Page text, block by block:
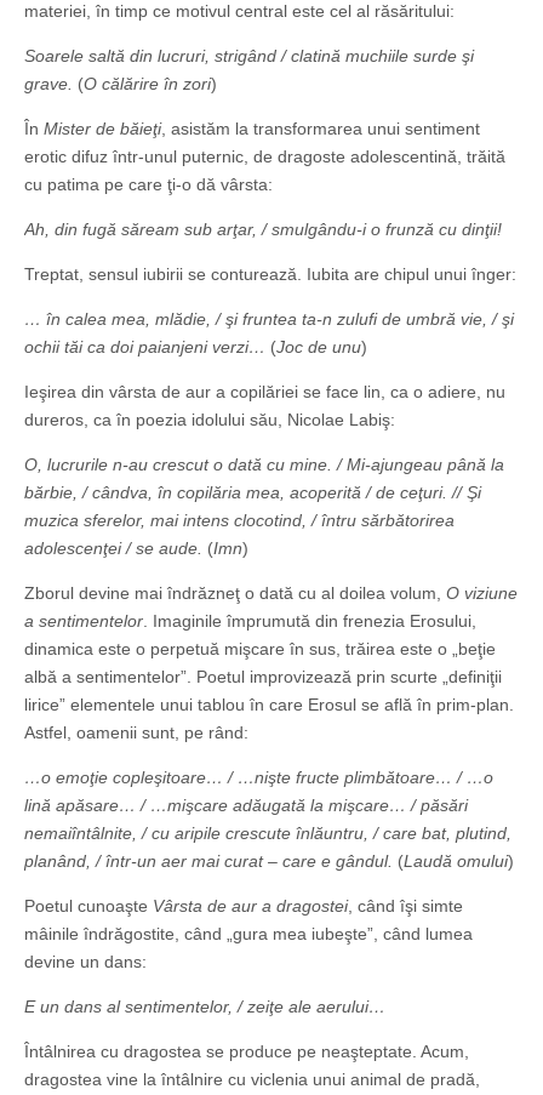
materiei, în timp ce motivul central este cel al răsăritului:
Soarele saltă din lucruri, strigând / clatină muchiile surde şi
grave. (O călărire în zori)
În Mister de băieţi, asistăm la transformarea unui sentiment
erotic difuz într-unul puternic, de dragoste adolescentină, trăită
cu patima pe care ţi-o dă vârsta:
Ah, din fugă săream sub arţar, / smulgându-i o frunză cu dinţii!
Treptat, sensul iubirii se conturează. Iubita are chipul unui înger:
… în calea mea, mlădie, / şi fruntea ta-n zulufi de umbră vie, / şi
ochii tăi ca doi paianjeni verzi… (Joc de unu)
Ieşirea din vârsta de aur a copilăriei se face lin, ca o adiere, nu
dureros, ca în poezia idolului său, Nicolae Labiş:
O, lucrurile n-au crescut o dată cu mine. / Mi-ajungeau până la
bărbie, / cândva, în copilăria mea, acoperită / de ceţuri. // Şi
muzica sferelor, mai intens clocotind, / întru sărbătorirea
adolescenţei / se aude. (Imn)
Zborul devine mai îndrăzneţ o dată cu al doilea volum, O viziune
a sentimentelor. Imaginile împrumută din frenezia Erosului,
dinamica este o perpetuă mişcare în sus, trăirea este o „beţie
albă a sentimentelor”. Poetul improvizează prin scurte „definiţii
lirice” elementele unui tablou în care Erosul se află în prim-plan.
Astfel, oamenii sunt, pe rând:
…o emoţie copleşitoare… / …nişte fructe plimbătoare… / …o
lină apăsare… / …mişcare adăugată la mişcare… / păsări
nemaiîntâlnite, / cu aripile crescute înlăuntru, / care bat, plutind,
planând, / într-un aer mai curat – care e gândul. (Laudă omului)
Poetul cunoaşte Vârsta de aur a dragostei, când îşi simte
mâinile îndrăgostite, când „gura mea iubeşte”, când lumea
devine un dans:
E un dans al sentimentelor, / zeiţe ale aerului…
Întâlnirea cu dragostea se produce pe neaşteptate. Acum,
dragostea vine la întâlnire cu viclenia unui animal de pradă,